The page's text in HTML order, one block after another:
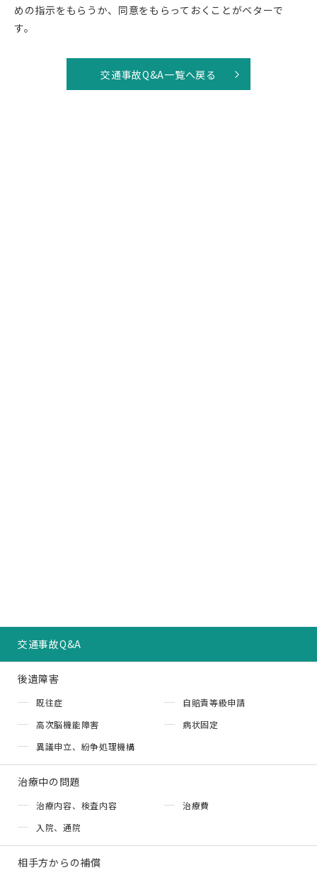
めの指示をもらうか、同意をもらっておくことがベターで
す。
交通事故Q&A一覧へ戻る
交通事故Q&A
後遺障害
既往症
自賠責等級申請
高次脳機能障害
病状固定
異議申立、紛争処理機構
治療中の問題
治療内容、検査内容
治療費
入院、通院
相手方からの補償